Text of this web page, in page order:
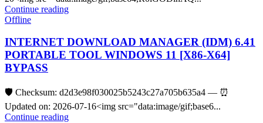
Continue reading
Offline
INTERNET DOWNLOAD MANAGER (IDM) 6.41
PORTABLE TOOL WINDOWS 11 [X86-X64]
BYPASS
🛡️ Checksum: d2d3e98f030025b5243c27a705b635a4 — ⏰
Updated on: 2026-07-16<img src="data:image/gif;base6...
Continue reading